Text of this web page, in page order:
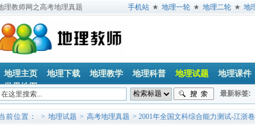
理教师网之高考地理真题 手机站 ★ 地理一轮 ★ 地理二轮 ★ 地
地理主页 地理下载 地理教学 地理科普 地理试题 地理课件
世界地图
最新标签:
垂直地带性
前位置： > 地理试题 > 高考地理真题 > 2001年全国文科综合能力测试-江浙卷